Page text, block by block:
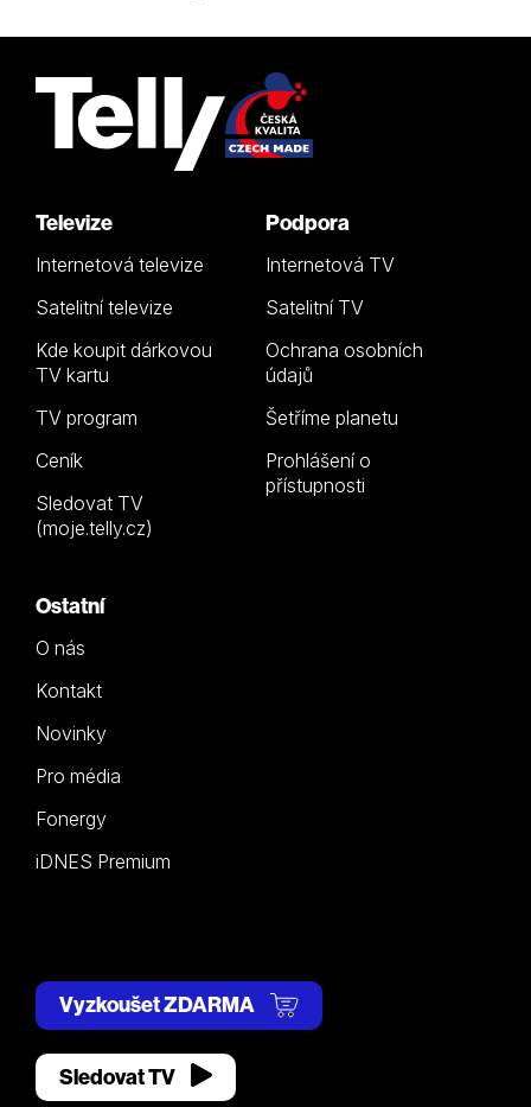
Televize
Internetová televize
Satelitní televize
Kde koupit dárkovou
TV kartu
TV program
Ceník
Sledovat TV
(moje.telly.cz)
Podpora
Internetová TV
Satelitní TV
Ochrana osobních
údajů
Šetříme planetu
Prohlášení o
přístupnosti
Ostatní
O nás
Kontakt
Novinky
Pro média
Fonergy
iDNES Premium
Vyzkoušet ZDARMA
Sledovat TV